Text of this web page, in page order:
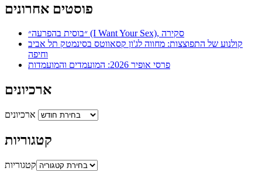
פוסטים אחרונים
״בוסית בהפרעה״ (I Want Your Sex), סקירה
קולנוע של התפוצצות: מחווה לג'ון קסאווטס בסינמטק תל אביב
וחיפה
פרסי אופיר 2026: המועמדים והמועמדות
ארכיונים
ארכיונים
קטגוריות
קטגוריות